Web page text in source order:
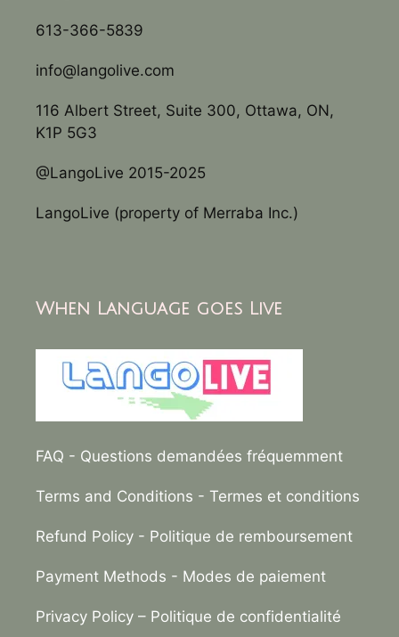
613-366-5839
info@langolive.com
116 Albert Street, Suite 300, Ottawa, ON,
K1P 5G3
@LangoLive 2015-2025
LangoLive (property of Merraba Inc.)
When Language goes Live
FAQ - Questions demandées fréquemment
Terms and Conditions - Termes et conditions
Refund Policy - Politique de remboursement
Payment Methods - Modes de paiement
Privacy Policy – Politique de confidentialité